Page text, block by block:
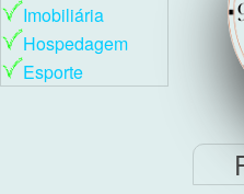
Imobiliária
Hospedagem
Esporte